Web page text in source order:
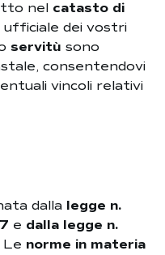
nel catasto di
ufficiale dei vostri
servitù sono
consentendovi
vincoli relativi
dalla legge n.
e dalla legge n.
Le norme in materia